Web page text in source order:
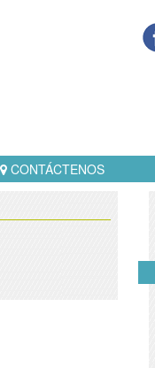
CONTÁCTENOS